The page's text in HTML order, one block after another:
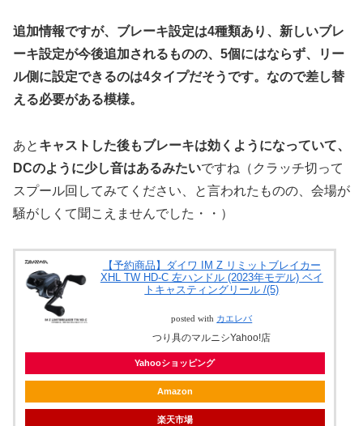
追加情報ですが、ブレーキ設定は4種類あり、新しいブレ
ーキ設定が今後追加されるものの、5個にはならず、リー
ル側に設定できるのは4タイプだそうです。なので差し替
える必要がある模様。
あと キャストした後もブレーキは効くようになっていて、
DCのように少し音はあるみたいですね（クラッチ切って
スプール回してみてください、と言われたものの、会場が
騒がしくて聞こえませんでした・・）
【予約商品】ダイワ IM Z リミットブレイカー
XHL TW HD-C 左ハンドル (2023年モデル) ベイ
トキャスティングリール /(5)
posted with カエレバ
つり具のマルニシYahoo!店
Yahooショッピング
Amazon
楽天市場